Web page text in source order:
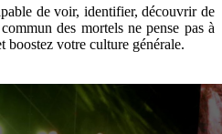
de voir, identifier, découvrir de
des mortels ne pense pas à
boostez votre culture générale.